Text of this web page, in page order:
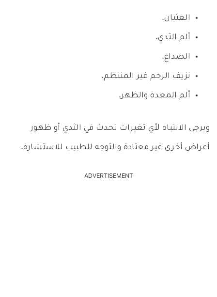
الغثيان.
ألم الثدي.
الصداع.
نزيف الرحم غير المنتظم.
ألم المعدة والظهر.
ويرجى الانتباه لأي تغيرات تحدث في الثدي أو ظهور
أعراض أخرى غير معتادة والتوجه للطبيب للاستشارة.
ADVERTISEMENT